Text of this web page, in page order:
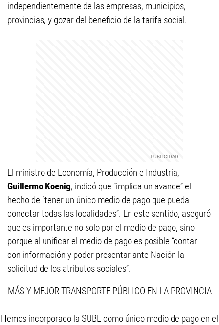
independientemente de las empresas, municipios,
provincias, y gozar del beneficio de la tarifa social.
El ministro de Economía, Producción e Industria,
Guillermo Koenig, indicó que “implica un avance” el
hecho de “tener un único medio de pago que pueda
conectar todas las localidades”. En este sentido, aseguró
que es importante no solo por el medio de pago, sino
porque al unificar el medio de pago es posible “contar
con información y poder presentar ante Nación la
solicitud de los atributos sociales”.
MÁS Y MEJOR TRANSPORTE PÚBLICO EN LA PROVINCIA
Hemos incorporado la SUBE como único medio de pago en el